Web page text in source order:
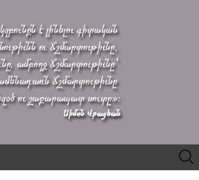
Search
for: